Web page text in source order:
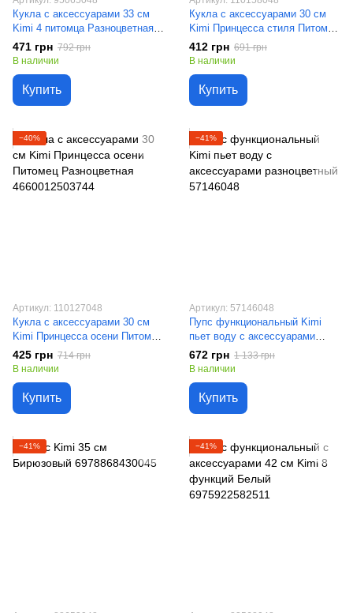
Кукла с аксессуарами 33 см
Kimi 4 питомца Разноцветная
6975633430057
471 грн 792 грн
В наличии
Купить
Кукла с аксессуарами 30 см
Kimi Принцесса стиля Питомец
Розово-бежевый
4660012546147
412 грн 691 грн
В наличии
Купить
−40%
Артикул: 110127048
Кукла с аксессуарами 30 см
Kimi Принцесса осени Питомец
Разноцветная 4660012503744
425 грн 714 грн
В наличии
Купить
−41%
Артикул: 57146048
Пупс функциональный Kimi
пьет воду с аксессуарами
разноцветный 57146048
672 грн 1 133 грн
В наличии
Купить
−41% −41%